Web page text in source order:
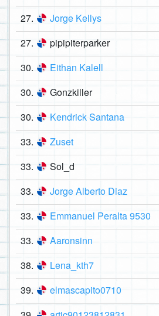
27. Jorge Kellys
27. pipipiterparker
30. Eithan Kalell
30. Gonzkiller
30. Kendrick Santana
33. Zuset
33. Sol_d
33. Jorge Alberto Diaz
33. Emmanuel Peralta 9530
33. Aaronsinn
38. Lena_kth7
39. elmascapito0710